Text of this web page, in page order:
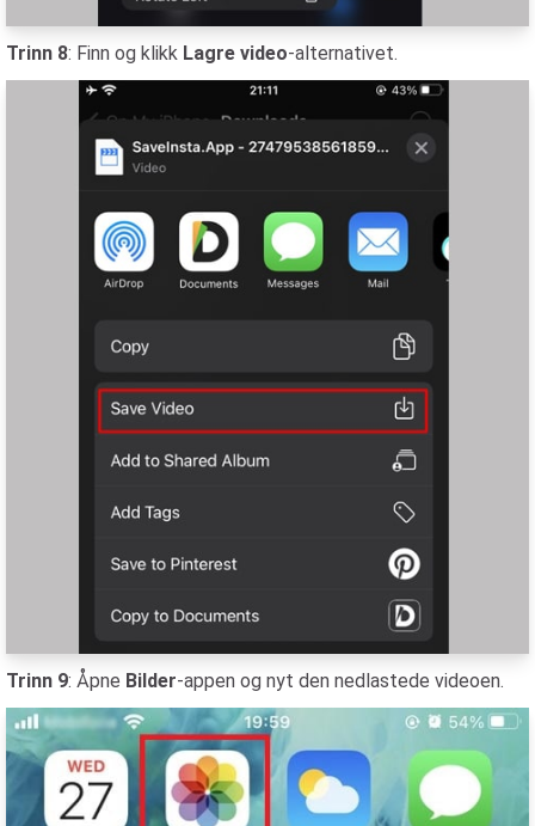
Trinn 8: Finn og klikk Lagre video-alternativet.
Trinn 9: Åpne Bilder-appen og nyt den nedlastede videoen.